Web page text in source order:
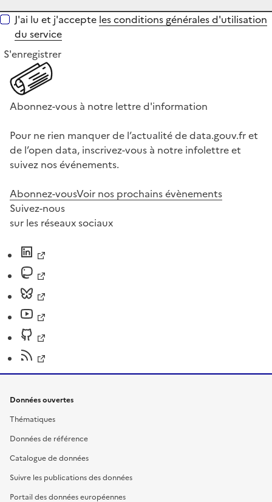
J'ai lu et j'accepte les conditions générales d'utilisation
du service
S'enregistrer
Abonnez-vous à notre lettre d'information
Pour ne rien manquer de l’actualité de data.gouv.fr et
de l’open data, inscrivez-vous à notre infolettre et
suivez nos événements.
Abonnez-vousVoir nos prochains évènements
Suivez-nous
sur les réseaux sociaux
Données ouvertes
Thématiques
Données de référence
Catalogue de données
Suivre les publications des données
Portail des données européennes